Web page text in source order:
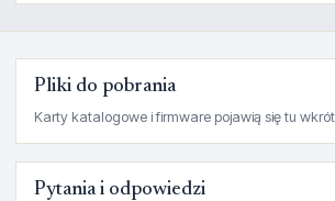
Pliki do pobrania
Karty katalogowe i firmware pojawią się tu
Pytania i odpowiedzi